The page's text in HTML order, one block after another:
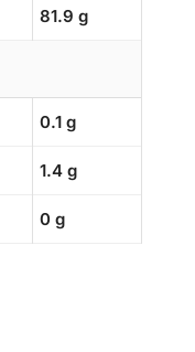
81.9 g
0.1 g
1.4 g
0 g